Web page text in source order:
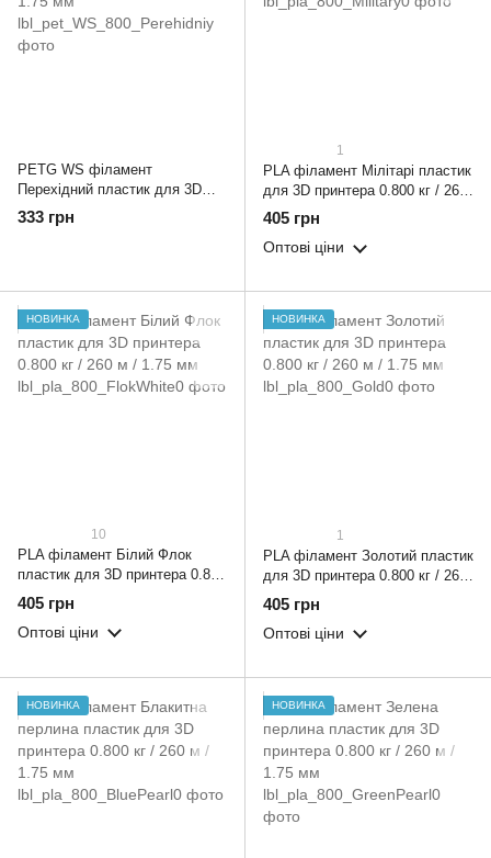
PETG WS філамент
Перехідний пластик для 3D
принтера 0.800 кг / 260 м / 1.75
333 грн
1
PLA філамент Мілітарі пластик
для 3D принтера 0.800 кг / 260
м / 1.75 мм
405 грн
Оптові ціни
НОВИНКА
10
PLA філамент Білий Флок
пластик для 3D принтера 0.800
кг / 260 м / 1.75 мм
405 грн
Оптові ціни
НОВИНКА
1
PLA філамент Золотий пластик
для 3D принтера 0.800 кг / 260
м / 1.75 мм
405 грн
Оптові ціни
НОВИНКА НОВИНКА